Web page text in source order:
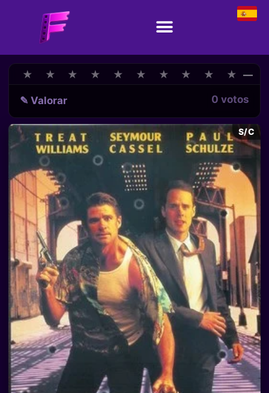
★
★ ★
★ ★
★ ★
★ ★
★ ★
★ ★
★ ★
★ ★
★ ★
★ —
✎ Valorar 0 votos
S/C